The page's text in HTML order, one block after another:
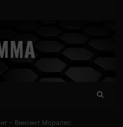
– Винсент Моралес